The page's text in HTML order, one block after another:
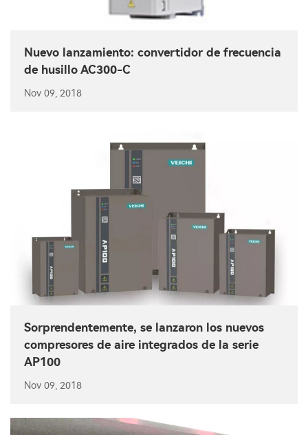
Nuevo lanzamiento: convertidor de frecuencia
de husillo AC300-C
Nov 09, 2018
Sorprendentemente, se lanzaron los nuevos
compresores de aire integrados de la serie
AP100
Nov 09, 2018